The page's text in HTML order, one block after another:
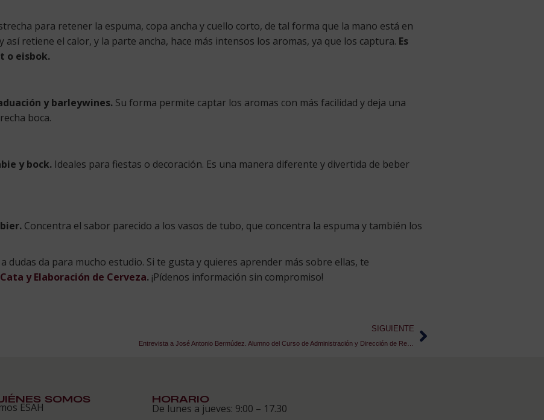
para retener la espuma, copa ancha y cuello corto, de tal forma que la mano está en
así retiene el calor, y la parte ancha, hace más intensos los aromas, ya que los captura. Es
o eisbok.
y barleywines. Su forma permite captar los aromas con más facilidad y deja una
boca.
y bock. Ideales para fiestas o decoración. Es una manera diferente y divertida de beber
Concentra el sabor parecido a los vasos de tubo, que concentra la espuma y también los
dudas da para mucho estudio. Si te gusta y quieres aprender más sobre ellas, te
y Elaboración de Cerveza. ¡Pídenos información sin compromiso!
SIGUIENTE
Entrevista a José Antonio Bermúdez. Alumno del Curso de Administración y Dirección de Restaurantes
SOMOS
ESAH
HORARIO
De lunes a jueves: 9:00 – 17.30